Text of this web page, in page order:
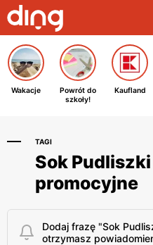
Wakacje
Powrót do
szkoły!
Kaufland
TAGI
Sok
promocyjne
Dodaj frazę "Sok
otrzymasz